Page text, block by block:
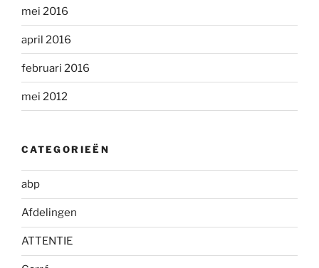
mei 2016
april 2016
februari 2016
mei 2012
CATEGORIEËN
abp
Afdelingen
ATTENTIE